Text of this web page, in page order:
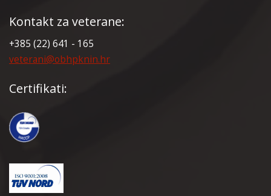
Kontakt za veterane:
+385 (22) 641 - 165
veterani@obhpknin.hr
Certifikati: